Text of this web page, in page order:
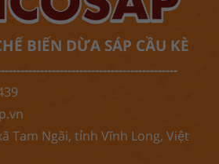
BIẾN DỪA SÁP CẦU KÈ
Tam Ngãi, tỉnh Vĩnh Long, Việt